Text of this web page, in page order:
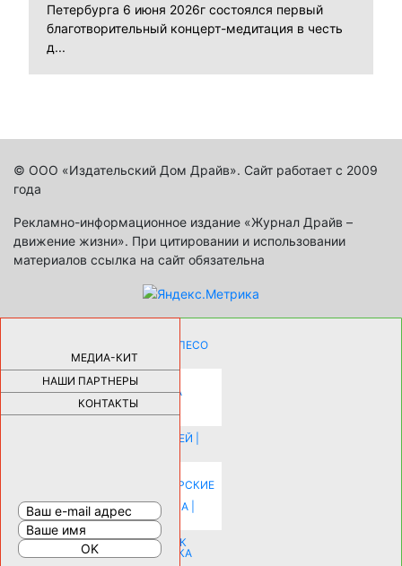
Петербурга 6 июня 2026г состоялся первый
благотворительный концерт-медитация в честь
д...
© ООО «Издательский Дом Драйв». Сайт работает с 2009
года
Рекламно-информационное издание «Журнал Драйв –
движение жизни». При цитировании и использовании
материалов ссылка на сайт обязательна
МЕДИА-КИТ
НАШИ ПАРТНЕРЫ
КОНТАКТЫ
КАК ДЕВУШКЕ ПОМЕНЯТЬ КОЛЕСО
НА АВТОМОБИЛЕ |69185
НОВЫЕ РАЗРАБОТКИ ДЛЯ
ОЗДОРОВЛЕНИЯ ОРГАНИЗМА
ПЛАТФОРМА ШУМАННА 3Д И
КАПСУЛА ЗДОРОВЬЯ |28291
ИСТОРИЯ НАКЛАДНЫХ НОГТЕЙ |
КОМНАТУ: ХИТРЫЕ ДИЗАЙНЕРСКИЕ
РАСШИРЕНИЯ ПРОСТРАНСТВА |
16202
СОБИРАЕМСЯ НА ПРАЗДНИК К
МОЛОДОЖЕНАМ: ПОДГОТОВКА